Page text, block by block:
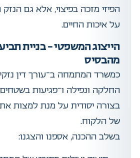
הפיזי מזכה בפיצוי, אלא גם
על איכות החיים.
הייצוג המשפטי – בניית
מהבסיס
כמשרד המתמחה ב־עורך דין
החלקה ונפילה ו־פגיעות בשטחים
בצורה יסודית על מנת למצות את
של הלקוח.
בשלב ההכנה, אספנו והצגנו: